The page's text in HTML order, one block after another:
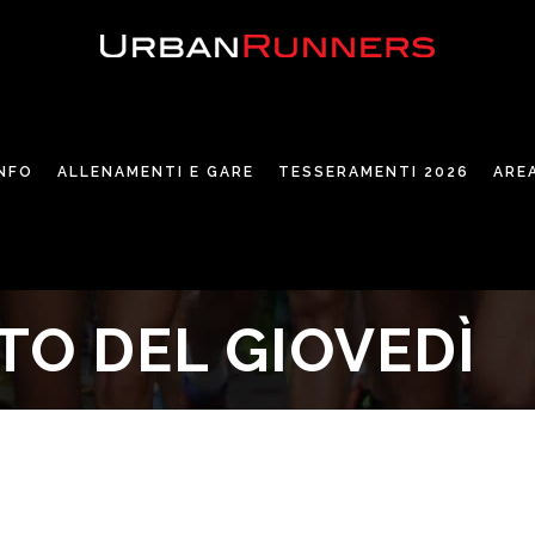
ALLENAMENTI E GARE TESSERAMENTI 2026
DEL GIOVEDÌ